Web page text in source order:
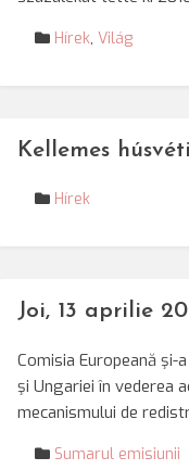
Hírek, Világ
Kellemes
Hírek
Joi, 13 aprilie
Comisia Europeană şi-
şi Ungariei în vederea
mecanismului de
Sumarul emisiunii